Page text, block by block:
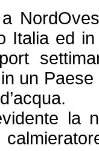
Italia ed
un
la